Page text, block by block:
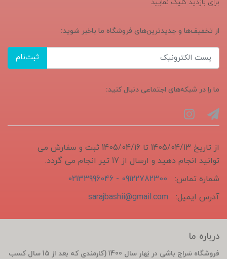
برای بازدید کلیک نمایید
از تخفیف‌ها و جدیدترین‌های فروشگاه ما باخبر شوید:
ثبت‌نام
ما را در شبکه‌های اجتماعی دنبال کنید:
از تاریخ 1405/04/13 تا 1405/04/16 ثبت و سفارش می
توانید انجام دهید و ارسال از 17 تیر انجام می گردد.
شماره تماس:
09122782300 - 02133996046
آدرس ایمیل:
sarajbashii@gmail.com
درباره ما
فروشگاه سَراج باشی در بَهار سال 1400 (کارمندی که بعد از 15 سال کسب